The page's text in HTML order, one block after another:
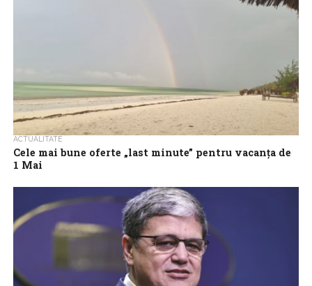
ACTUALITATE
Cele mai bune oferte „last minute” pentru vacanța de
1 Mai
este o foarte bună ocazie de a pleca din...